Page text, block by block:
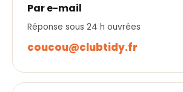
Par e-mail
Réponse sous 24 h ouvrées
coucou@clubtidy.fr